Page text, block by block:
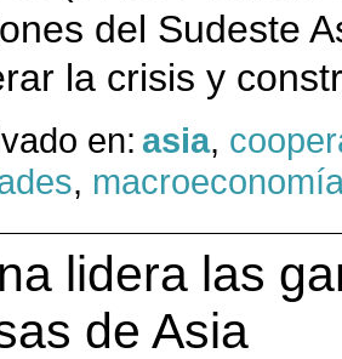
del Sudeste
la crisis y
en: asia,
,
lidera las
de Asia